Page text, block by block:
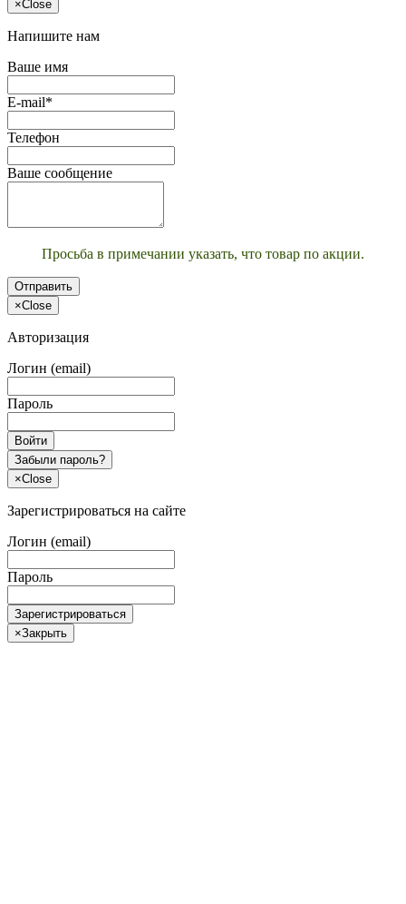
×Close
Напишите нам
Ваше имя
E-mail*
Телефон
Ваше сообщение
Просьба в примечании указать, что товар по акции.
Отправить
×Close
Авторизация
Логин (email)
Пароль
Войти
Забыли пароль?
×Close
Зарегистрироваться на сайте
Логин (email)
Пароль
Зарегистрироваться
×Закрыть